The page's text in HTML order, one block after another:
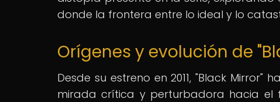
donde la frontera entre lo ideal y lo
Orígenes y evolución de
Desde su estreno en 2011, "Black
mirada crítica y perturbadora hacia el